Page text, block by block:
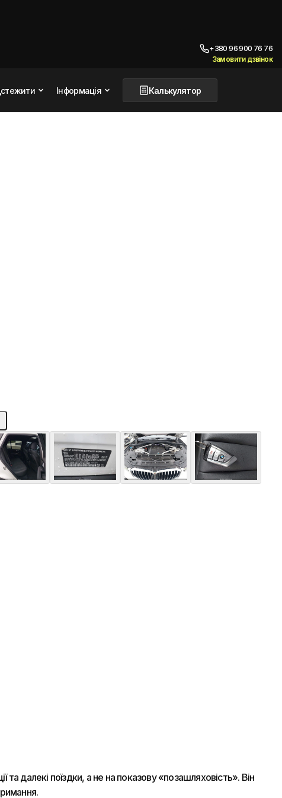
+380 96 900 76 76
Замовити дзвінок
Інформація Калькулятор
далекі поїздки, а не на показову «позашляховість». Він